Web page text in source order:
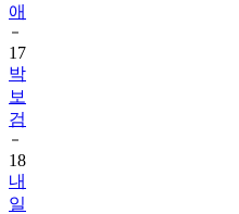
애
17
박
보
검
18
내
일